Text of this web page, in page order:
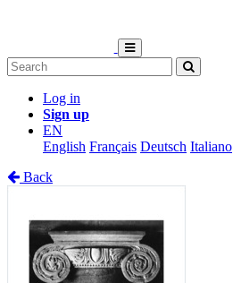
Log in
Sign up
EN
English Français Deutsch Italiano
Back